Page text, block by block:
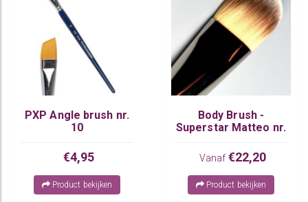
PXP Angle brush nr.
10
€4,95
Product bekijken
Body Brush -
Superstar Matteo nr.
Vanaf €22,20
Product bekijken